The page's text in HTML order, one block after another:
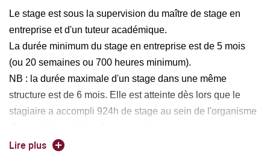
Le stage est sous la supervision du maître de stage en
entreprise et d'un tuteur académique.
La durée minimum du stage en entreprise est de 5 mois
(ou 20 semaines ou 700 heures minimum).
NB : la durée maximale d'un stage dans une même
structure est de 6 mois. Elle est atteinte dès lors que le
stagiaire a accompli 924h de stage au sein de l'organisme
Remarques :
Lire plus